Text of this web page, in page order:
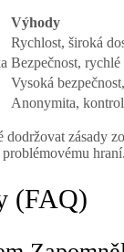
Výhody
Rychlost, široká
Bezpečnost, rychlé
Vysoká
Anonymita,
dodržovat zásady
hraní.
(FAQ)